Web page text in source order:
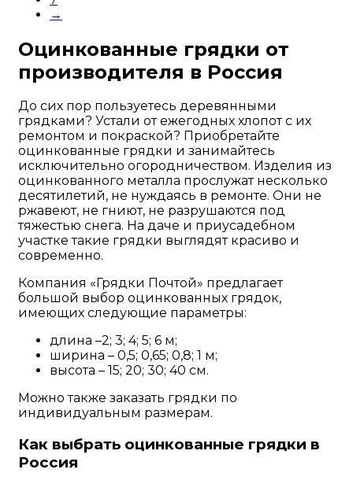
→
Оцинкованные грядки от
производителя в Россия
До сих пор пользуетесь деревянными
грядками? Устали от ежегодных хлопот с их
ремонтом и покраской? Приобретайте
оцинкованные грядки и занимайтесь
исключительно огородничеством. Изделия из
оцинкованного металла прослужат несколько
десятилетий, не нуждаясь в ремонте. Они не
ржавеют, не гниют, не разрушаются под
тяжестью снега. На даче и приусадебном
участке такие грядки выглядят красиво и
современно.
Компания «Грядки Почтой» предлагает
большой выбор оцинкованных грядок,
имеющих следующие параметры:
длина –2; 3; 4; 5; 6 м;
ширина – 0,5; 0,65; 0,8; 1 м;
высота – 15; 20; 30; 40 см.
Можно также заказать грядки по
индивидуальным размерам.
Как выбрать оцинкованные грядки в
Россия